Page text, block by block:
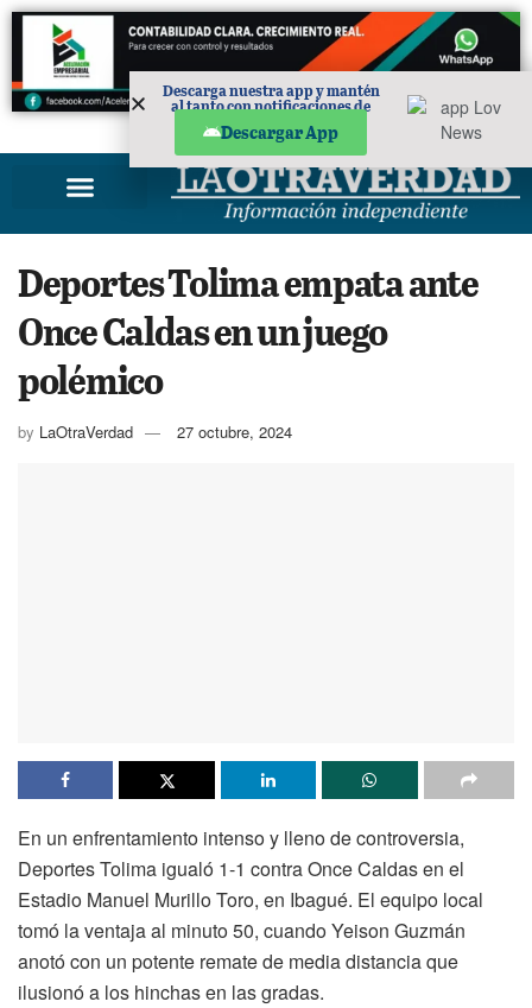
PUBLICIDAD
Deportes Tolima empata ante
Once Caldas en un juego
polémico
by LaOtraVerdad 27 octubre, 2024
En un enfrentamiento intenso y lleno de controversia,
Deportes Tolima igualó 1-1 contra Once Caldas en el
Estadio Manuel Murillo Toro, en Ibagué. El equipo local
tomó la ventaja al minuto 50, cuando Yeison Guzmán
anotó con un potente remate de media distancia que
ilusionó a los hinchas en las gradas.
Descarga nuestra app y mantén
al tanto con notificaciones de
noticias en tu móvil.
Descargar App